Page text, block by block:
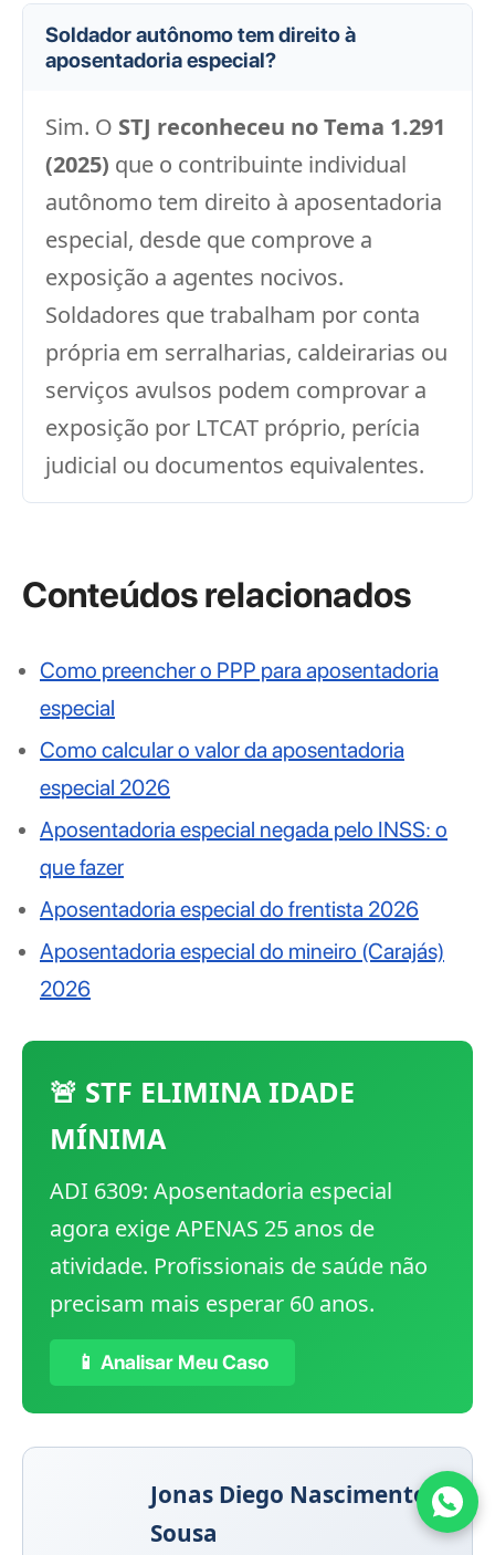
Soldador autônomo tem direito à
aposentadoria especial?
Sim. O STJ reconheceu no Tema 1.291
(2025) que o contribuinte individual
autônomo tem direito à aposentadoria
especial, desde que comprove a
exposição a agentes nocivos.
Soldadores que trabalham por conta
própria em serralharias, caldeirarias ou
serviços avulsos podem comprovar a
exposição por LTCAT próprio, perícia
judicial ou documentos equivalentes.
Conteúdos relacionados
Como preencher o PPP para aposentadoria
especial
Como calcular o valor da aposentadoria
especial 2026
Aposentadoria especial negada pelo INSS: o
que fazer
Aposentadoria especial do frentista 2026
Aposentadoria especial do mineiro (Carajás)
2026
🚨 STF ELIMINA IDADE
MÍNIMA
ADI 6309: Aposentadoria especial
agora exige APENAS 25 anos de
atividade. Profissionais de saúde não
precisam mais esperar 60 anos.
📱 Analisar Meu Caso
Jonas Diego Nascimento
Sousa